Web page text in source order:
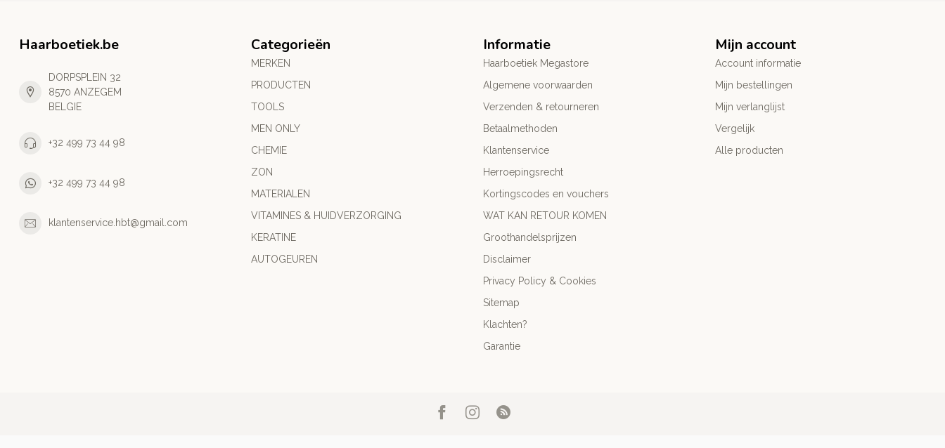
Haarboetiek.be
DORPSPLEIN 32
8570 ANZEGEM
BELGIE
+32 499 73 44 98
+32 499 73 44 98
klantenservice.hbt@gmail.com
Categorieën
MERKEN
PRODUCTEN
TOOLS
MEN ONLY
CHEMIE
ZON
MATERIALEN
VITAMINES & HUIDVERZORGING
KERATINE
AUTOGEUREN
Informatie
Haarboetiek Megastore
Algemene voorwaarden
Verzenden & retourneren
Betaalmethoden
Klantenservice
Herroepingsrecht
Kortingscodes en vouchers
WAT KAN RETOUR KOMEN
Groothandelsprijzen
Disclaimer
Privacy Policy & Cookies
Sitemap
Klachten?
Garantie
Mijn account
Account informatie
Mijn bestellingen
Mijn verlanglijst
Vergelijk
Alle producten